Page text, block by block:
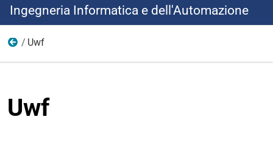
Ingegneria Informatica e dell'Automazione
Formazione all'estero
Uwf
Uwf